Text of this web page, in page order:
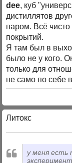
dee, куб
дистиллятов
паром. Всё
покрытий.
Я там был в
было не у кого.
только для
не само по себе
Литокс
у меня есть